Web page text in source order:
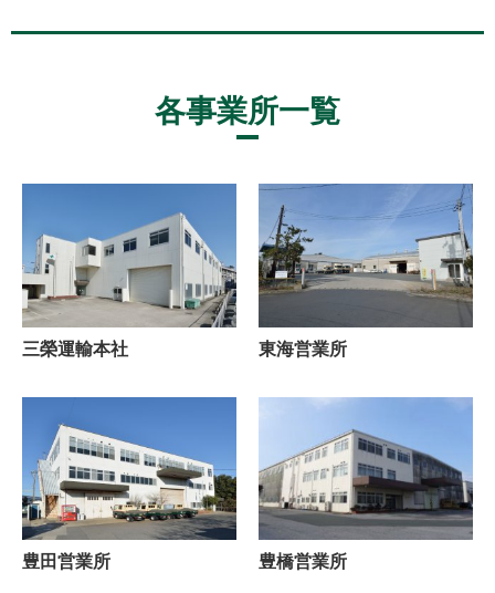
各事業所一覧
三榮運輸本社 東海営業所
豊田営業所 豊橋営業所